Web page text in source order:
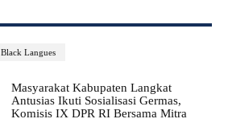
Black Langues
Masyarakat Kabupaten Langkat
Antusias Ikuti Sosialisasi Germas,
Komisis IX DPR RI Bersama Mitra